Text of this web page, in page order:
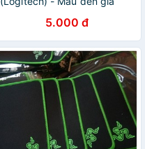
5.000 đ